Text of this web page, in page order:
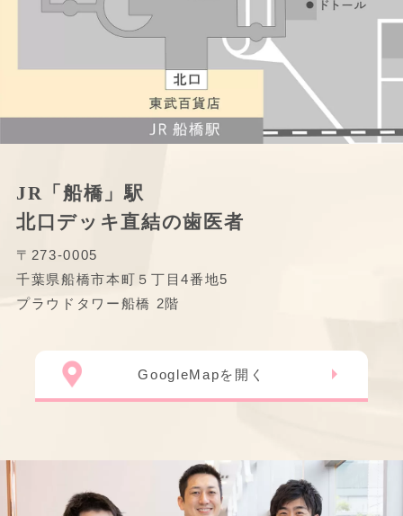
JR「船橋」駅
北口デッキ直結の歯医者
〒273-0005
千葉県船橋市本町５丁目4番地5
プラウドタワー船橋 2階
GoogleMapを開く